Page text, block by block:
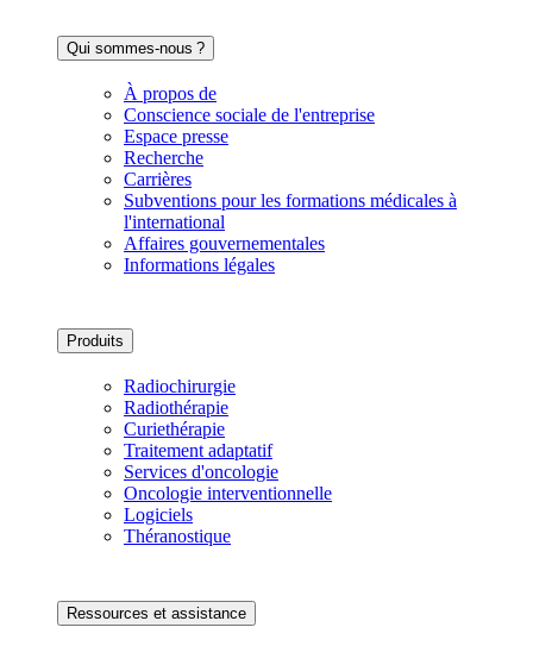
Qui sommes-nous ?
À propos de
Conscience sociale de l'entreprise
Espace presse
Recherche
Carrières
Subventions pour les formations médicales à
l'international
Affaires gouvernementales
Informations légales
Produits
Radiochirurgie
Radiothérapie
Curiethérapie
Traitement adaptatif
Services d'oncologie
Oncologie interventionnelle
Logiciels
Théranostique
Ressources et assistance